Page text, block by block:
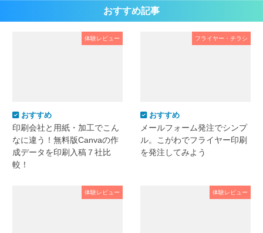
おすすめ記事
体験レビュー
おすすめ
印刷会社と用紙・加工でこん
なに違う！無料版Canvaの作
成データを印刷入稿７社比
較！
フライヤー・チラシ
おすすめ
メールフォーム発注でシンプ
ル。こがわでフライヤー印刷
を発注してみよう
体験レビュー 体験レビュー